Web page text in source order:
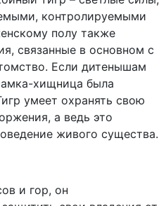
контролируемыми
полу также
связанные в основном с
Если дитенышам
хищница была
умеет охранять свою
а ведь это
живого существа.
и гор, он